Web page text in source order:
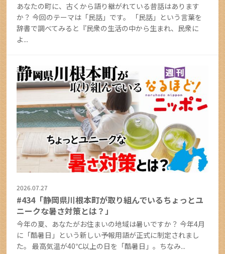
あなたの町に、古くから語り継がれている昔話はあります
か？ 今回のテーマは「民話」です。 「民話」という言葉を
辞書で調べてみると『民衆の生活の中から生まれ、民衆に
よ...
2026.07.27
#434「静岡県川根本町が取り組んでいるちょっとユ
ニークな暑さ対策とは？」
今年の夏、あなたがお住まいの地域は暑いですか？ 今年4月
に「酷暑日」という新しい予報用語が正式に制定されまし
た。 最高気温が40℃以上の日を「酷暑日」。ちなみ...